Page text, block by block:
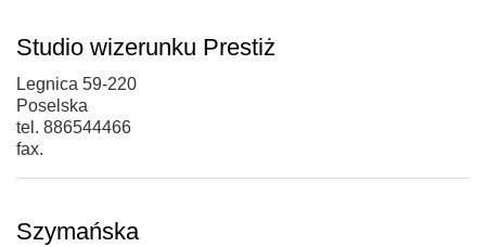
Studio wizerunku Prestiż
Legnica 59-220
Poselska
tel. 886544466
fax.
Szymańska